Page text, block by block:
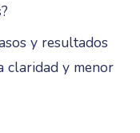
y resultados
claridad y menor